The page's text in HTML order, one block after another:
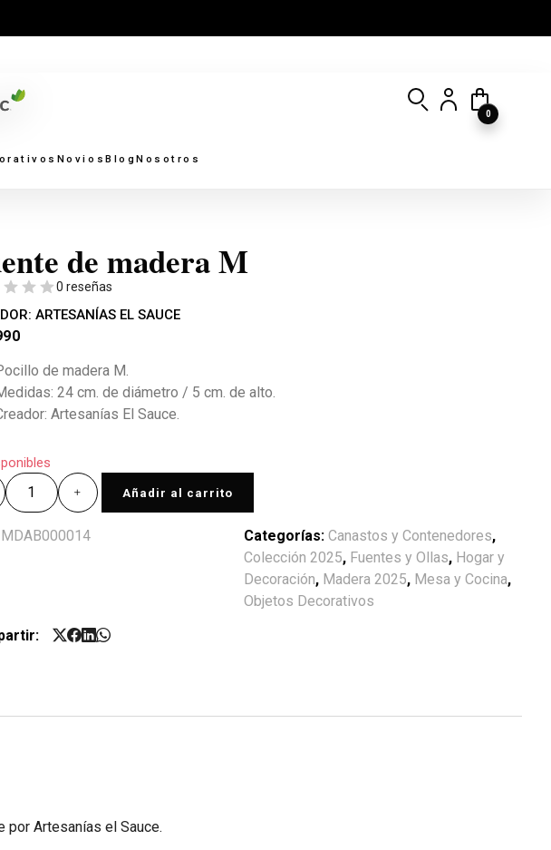
NoviosBlogNosotros
0
de madera M
0 reseñas
ARTESANÍAS EL SAUCE
de madera M.
24 cm. de diámetro / 5 cm. de alto.
Artesanías El Sauce.
Añadir al carrito
MDAB000014 Categorías: Canastos y Contenedores,
Colección 2025, Fuentes y Ollas, Hogar y
Decoración, Madera 2025, Mesa y Cocina,
Objetos Decorativos
por Artesanías el Sauce.